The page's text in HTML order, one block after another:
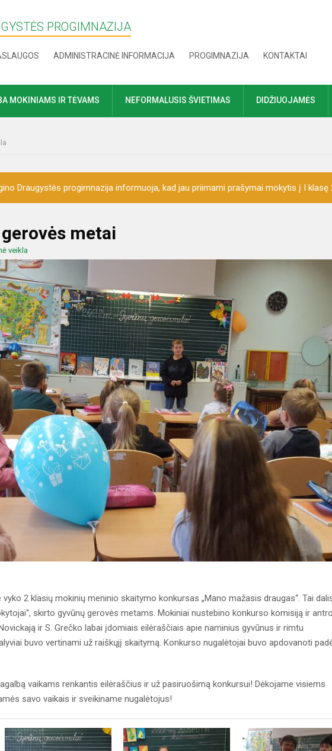
PROGIMNAZIJA
ADMINISTRACINĖ INFORMACIJA PROGIMNAZIJA KONTAKTAI
MOKINIAMS IR TĖVAMS NEFORMALUSIS ŠVIETIMAS DIDŽIUOJAMĖS
Draugystės progimnazija informuoja, kad jau priimami prašymai mokytis į I
metai
veikla
2 klasių mokinių meninio skaitymo konkursas „Mano mažasis draugas“. Tai
skirto gyvūnų gerovės metams. Mokiniai nustebino konkurso komisiją ir
ir S. Grečko labai įdomiais eilėraščiais apie naminius gyvūnus ir rimtu
buvo vertinami už raiškųjį skaitymą. Konkurso nugalėtojai buvo apdovanoti
vaikams renkantis eilėraščius ir už pasiruošimą konkursui! Dėkojame visiems
savo vaikais ir sveikiname nugalėtojus!